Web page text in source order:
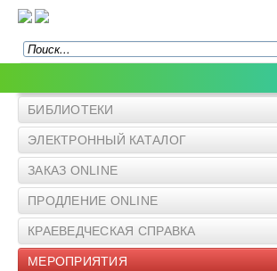
Официальные документы
Краткая справка
Независимая оценка качества
Закупки
Вакансии
Услуги
Бесплатные услуги
Заказ ONLINE
Продление ONLINE
Электронная доставка документов
БИБЛИОТЕКИ
ЭЛЕКТРОННЫЙ КАТАЛОГ
ЗАКАЗ ONLINE
ПРОДЛЕНИЕ ONLINE
КРАЕВЕДЧЕСКАЯ СПРАВКА
МЕРОПРИЯТИЯ